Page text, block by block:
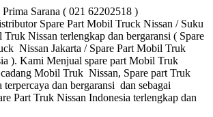
Sarana ( 021 62202518 )
Spare Part Mobil Truck Nissan / Suku
Nissan terlengkap dan bergaransi ( Spare
Nissan Jakarta / Spare Part Mobil Truk
). Kami Menjual spare part Mobil Truk
Mobil Truk Nissan, Spare part Truk
terpercaya dan bergaransi dan sebagai
Part Truk Nissan Indonesia terlengkap dan